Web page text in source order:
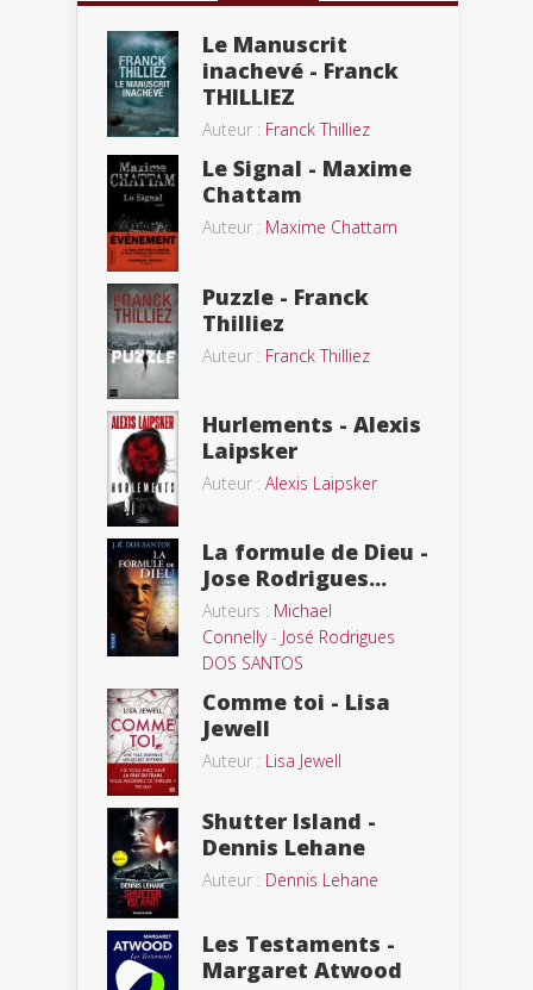
Le Manuscrit
inachevé - Franck
THILLIEZ
Auteur : Franck Thilliez
Le Signal - Maxime
Chattam
Auteur : Maxime Chattam
Puzzle - Franck
Thilliez
Auteur : Franck Thilliez
Hurlements - Alexis
Laipsker
Auteur : Alexis Laipsker
La formule de Dieu -
Jose Rodrigues...
Auteurs : Michael
Connelly- José Rodrigues
DOS SANTOS
Comme toi - Lisa
Jewell
Auteur : Lisa Jewell
Shutter Island -
Dennis Lehane
Auteur : Dennis Lehane
Les Testaments -
Margaret Atwood